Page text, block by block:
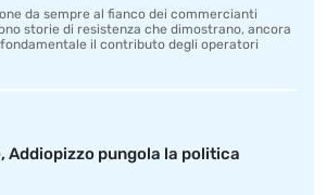
da sempre al fianco dei commercianti
storie di resistenza che dimostrano, ancora
il contributo degli operatori
Addiopizzo pungola la politica